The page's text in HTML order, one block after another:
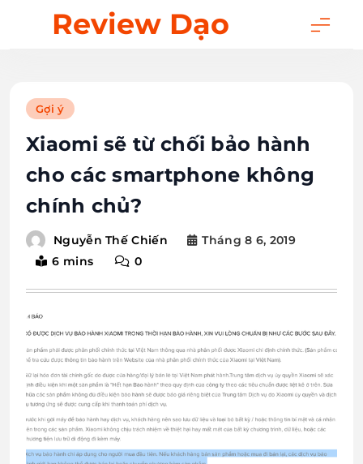
Review Dạo
Gợi ý
Xiaomi sẽ từ chối bảo hành
cho các smartphone không
chính chủ?
Nguyễn Thế Chiến
Tháng 8 6, 2019
6 mins
0